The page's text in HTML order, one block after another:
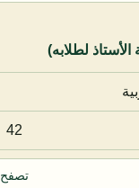
لطلابه)
42
تصفح